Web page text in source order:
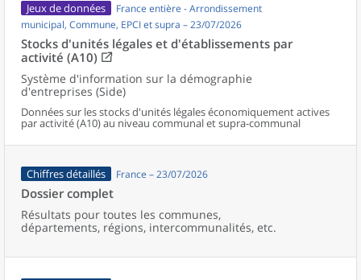
Jeux de données
France entière - Arrondissement
municipal, Commune, EPCI et supra – 23/07/2026
Stocks d'unités légales et d'établissements par
activité (A10)
Système d'information sur la démographie
d'entreprises (Side)
Données sur les stocks d'unités légales économiquement actives
par activité (A10) au niveau communal et supra-communal
Chiffres détaillés France – 23/07/2026
Dossier complet
Résultats pour toutes les communes,
départements, régions, intercommunalités, etc.